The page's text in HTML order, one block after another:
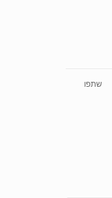
שתפו